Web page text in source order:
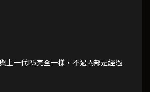
上一代P5完全一樣，不過內部是經過